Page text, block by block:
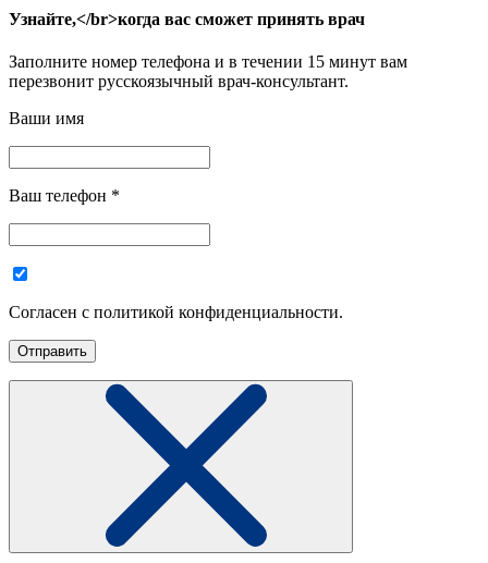
Узнайте,</br>когда вас сможет принять врач
Заполните номер телефона и в течении 15 минут вам
перезвонит русскоязычный врач-консультант.
Ваши имя
Ваш телефон *
Согласен с политикой конфиденциальности.